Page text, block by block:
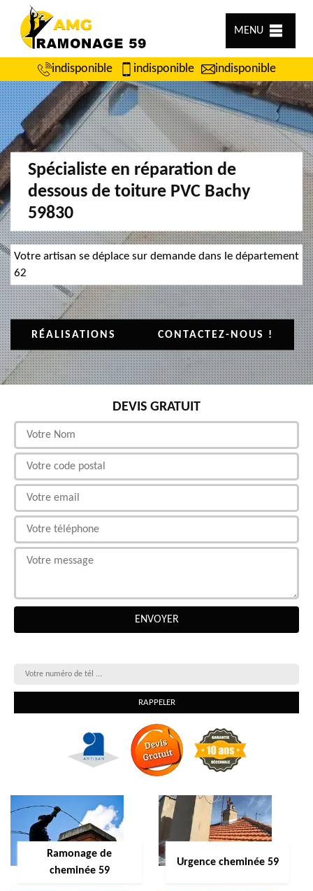
MENU
indisponible indisponible indisponible
Spécialiste en réparation de
dessous de toiture PVC Bachy
59830
Votre artisan se déplace sur demande dans le département
62
RÉALISATIONS CONTACTEZ-NOUS !
DEVIS GRATUIT
Ramonage de
cheminée 59
Urgence cheminée 59